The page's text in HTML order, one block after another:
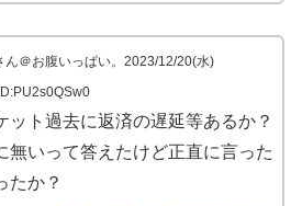
ん＠お腹いっぱい。2023/12/20(水)
ID:PU2s0QSw0
ット過去に返済の遅延等あるか？
無いって答えたけど正直に言った
たか？